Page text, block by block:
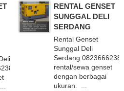
Melayani
RENTAL GENSET
SUNGGAL DELI
SERDANG
Rental Genset
Sunggal Deli
Serdang
rental/sewa genset
dengan berbagai
ukuran. ...